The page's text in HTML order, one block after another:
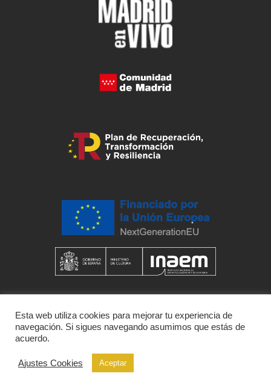
Esta web utiliza cookies para mejorar tu experiencia de
navegación. Si sigues navegando asumimos que estás de
acuerdo.
Ajustes Cookies Aceptar